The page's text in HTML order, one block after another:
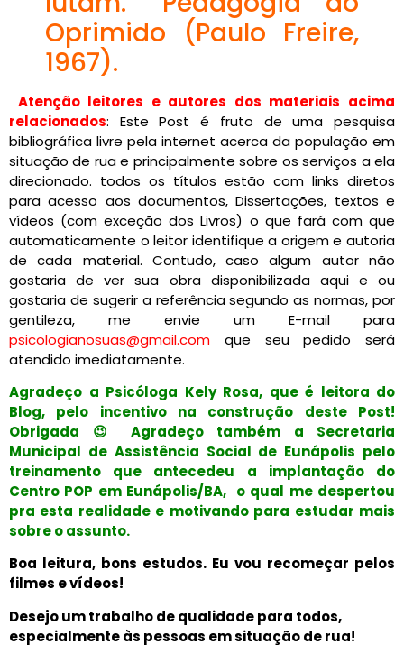
Oprimido (Paulo Freire,
1967).
Atenção leitores e autores dos materiais acima
relacionados: Este Post é fruto de uma pesquisa
bibliográfica livre pela internet acerca da população em
situação de rua e principalmente sobre os serviços a ela
direcionado. todos os títulos estão com links diretos
para acesso aos documentos, Dissertações, textos e
vídeos (com exceção dos Livros) o que fará com que
automaticamente o leitor identifique a origem e autoria
de cada material. Contudo, caso algum autor não
gostaria de ver sua obra disponibilizada aqui e ou
gostaria de sugerir a referência segundo as normas, por
gentileza, me envie um E-mail para
psicologianosuas@gmail.com que seu pedido será
atendido imediatamente.
Agradeço a Psicóloga Kely Rosa, que é leitora do
Blog, pelo incentivo na construção deste Post!
Obrigada 😉 Agradeço também a Secretaria
Municipal de Assistência Social de Eunápolis pelo
treinamento que antecedeu a implantação do
Centro POP em Eunápolis/BA, o qual me despertou
pra esta realidade e motivando para estudar mais
sobre o assunto.
Boa leitura, bons estudos. Eu vou recomeçar pelos
filmes e vídeos!
Desejo um trabalho de qualidade para todos,
especialmente às pessoas em situação de rua!